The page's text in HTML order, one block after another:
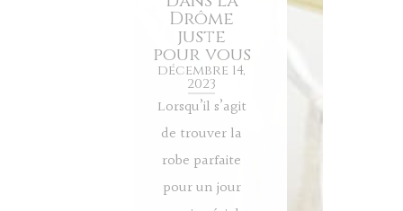
Drôme
juste
pour vous
décembre 14,
2023
Lorsqu’il s’agit
de trouver la
robe parfaite
pour un jour